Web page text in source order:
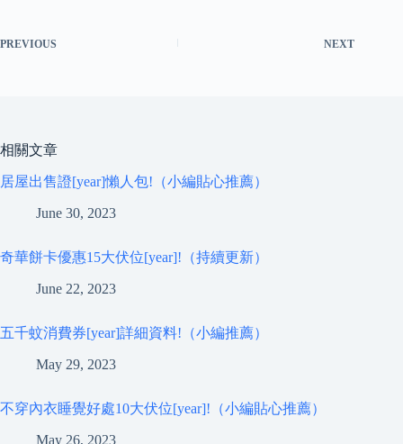
PREVIOUS NEXT
相關文章
居屋出售證[year]懶人包!（小編貼心推薦）
June 30, 2023
奇華餅卡優惠15大伏位[year]!（持續更新）
June 22, 2023
五千蚊消費券[year]詳細資料!（小編推薦）
May 29, 2023
不穿內衣睡覺好處10大伏位[year]!（小編貼心推薦）
May 26, 2023